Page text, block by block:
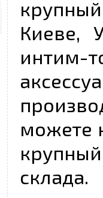
Киеве,
можете